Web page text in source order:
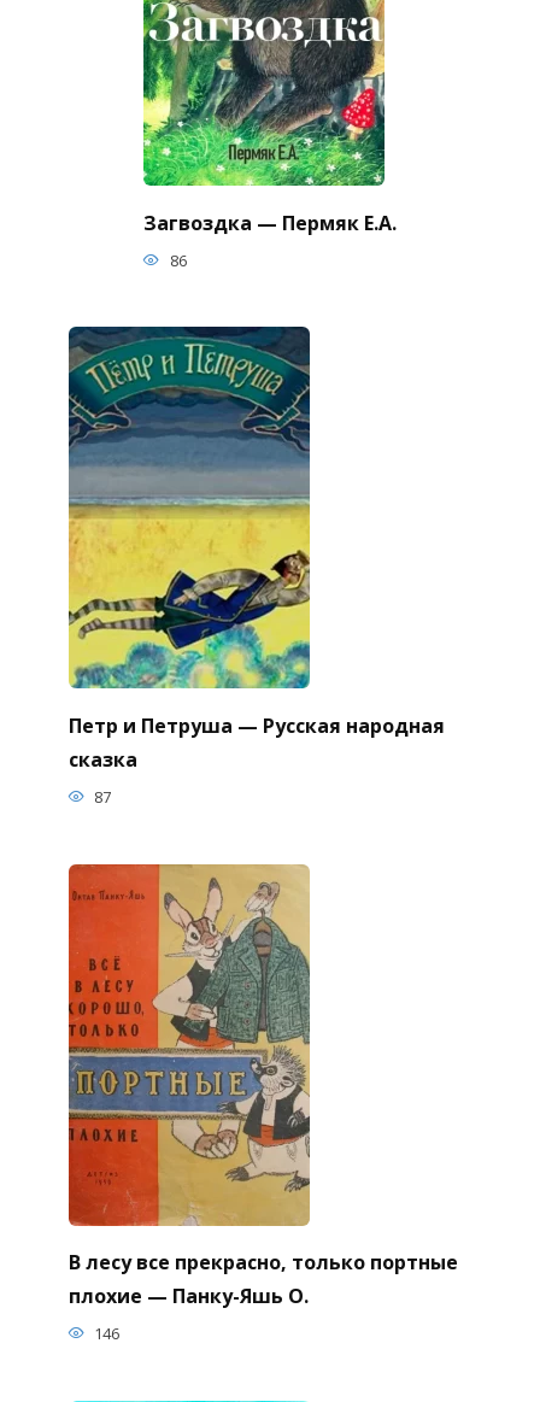
Загвоздка — Пермяк Е.А.
86
Петр и Петруша — Русская народная
сказка
87
В лесу все прекрасно, только портные
плохие — Панку-Яшь О.
146